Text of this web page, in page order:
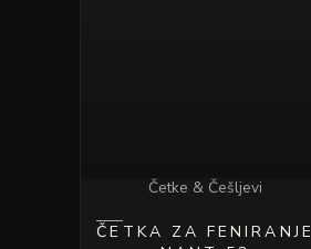
Četke & Češljevi
ČETKA ZA FENIRANJE